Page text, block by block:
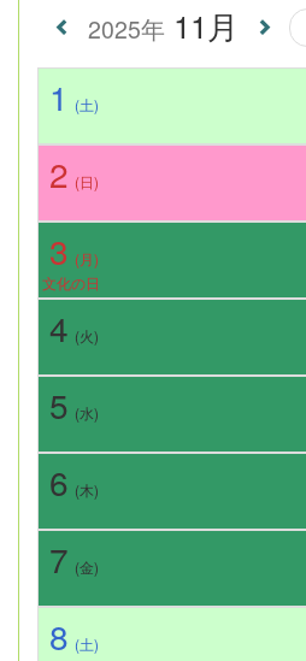
2025年 11月
1 (土)
2 (日)
3 (月)
文化の日
4 (火)
5 (水)
6 (木)
7 (金)
8 (土)